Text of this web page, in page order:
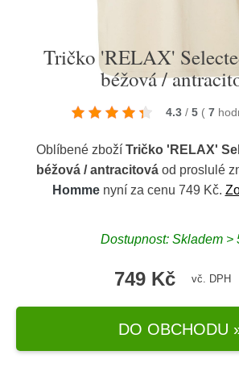
Tričko 'RELAX'
béžová /
4.3 / 5 ( 7
Oblíbené zboží Tričko 'RELAX'
béžová / antracitováod proslulé
Hommenyní za cenu 749 Kč.
Dostupnost: Skladem >
749 Kč vč. DPH
DO OBCHODU